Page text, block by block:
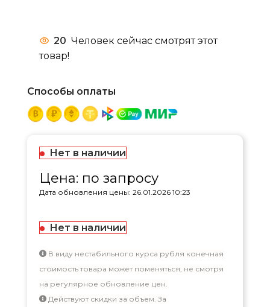
20 Человек сейчас смотрят этот
товар!
Способы оплаты
Нет в наличии
Цена: по запросу
Дата обновления цены: 26.01.2026 10:23
Нет в наличии
В виду нестабильного курса рубля конечная
стоимость товара может поменяться, не смотря
на регулярное обновление цен.
Действуют скидки за объем. За